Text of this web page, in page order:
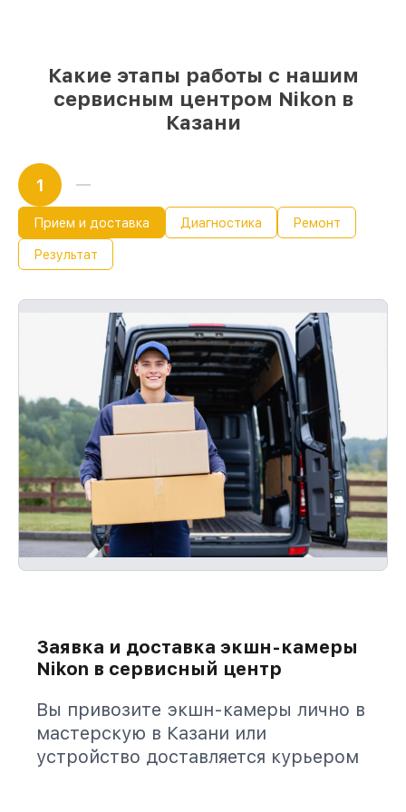
Какие этапы работы с нашим
сервисным центром Nikon в
Казани
1
Прием и доставка Диагностика Ремонт
Результат
Заявка и доставка экшн-камеры
Nikon в сервисный центр
Вы привозите экшн-камеры лично в
мастерскую в Казани или
устройство доставляется курьером